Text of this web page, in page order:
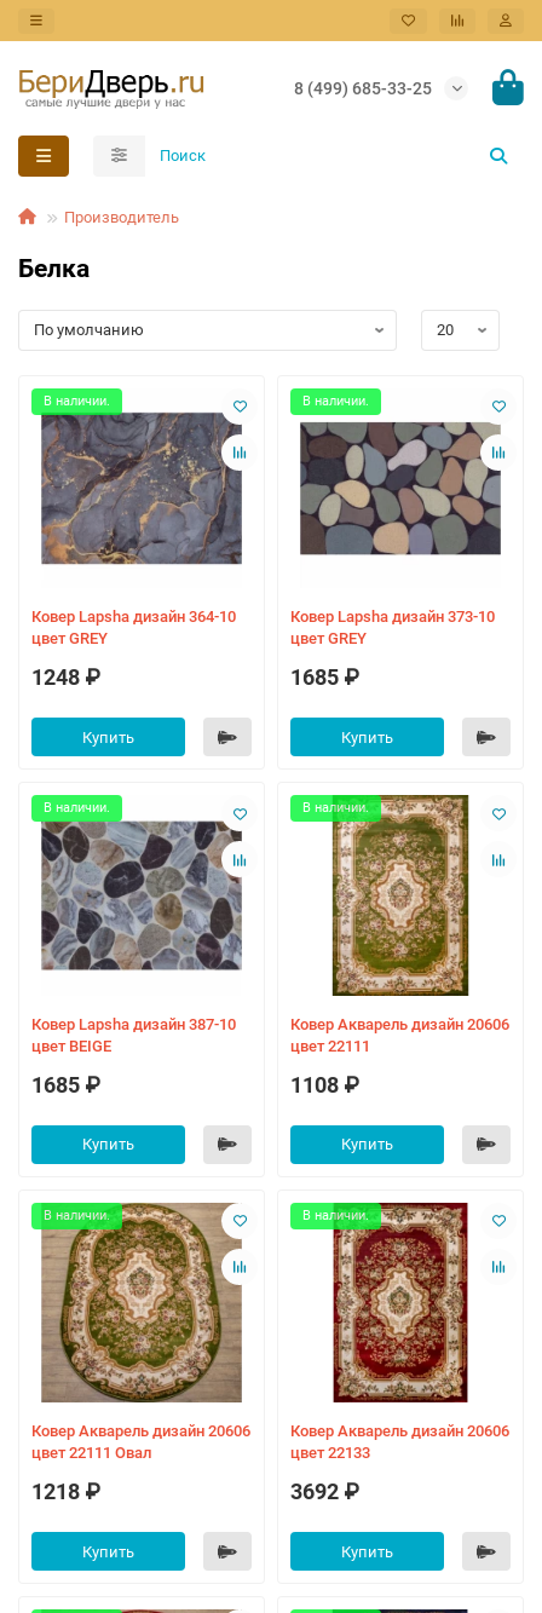
8 (499) 685-33-25
Производитель
Белка
В наличии.
Ковер Lapsha дизайн 364-10
цвет GREY
1248 ₽
Купить
В наличии.
Ковер Lapsha дизайн 373-10
цвет GREY
1685 ₽
Купить
В наличии.
Ковер Lapsha дизайн 387-10
цвет BEIGE
1685 ₽
Купить
В наличии.
Ковер Акварель дизайн 20606
цвет 22111
1108 ₽
Купить
В наличии.
Ковер Акварель дизайн 20606
цвет 22111 Овал
1218 ₽
Купить
В наличии.
Ковер Акварель дизайн 20606
цвет 22133
3692 ₽
Купить